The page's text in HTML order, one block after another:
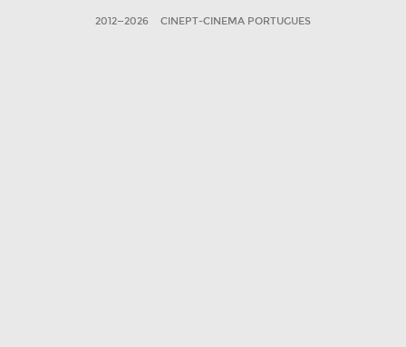
2012—2026 CINEPT-CINEMA PORTUGUES